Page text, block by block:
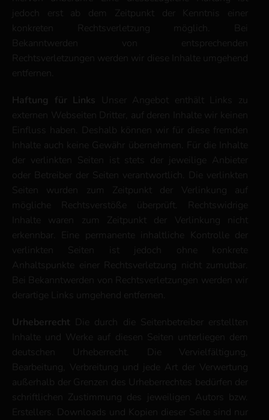
jedoch erst ab dem Zeitpunkt der Kenntnis einer
konkreten Rechtsverletzung möglich. Bei
Bekanntwerden von entsprechenden
Rechtsverletzungen werden wir diese Inhalte umgehend
entfernen.
Haftung für Links Unser Angebot enthält Links zu
externen Webseiten Dritter, auf deren Inhalte wir keinen
Einfluss haben. Deshalb können wir für diese fremden
Inhalte auch keine Gewähr übernehmen. Für die Inhalte
der verlinkten Seiten ist stets der jeweilige Anbieter
oder Betreiber der Seiten verantwortlich. Die verlinkten
Seiten wurden zum Zeitpunkt der Verlinkung auf
mögliche Rechtsverstöße überprüft. Rechtswidrige
Inhalte waren zum Zeitpunkt der Verlinkung nicht
erkennbar. Eine permanente inhaltliche Kontrolle der
verlinkten Seiten ist jedoch ohne konkrete
Anhaltspunkte einer Rechtsverletzung nicht zumutbar.
Bei Bekanntwerden von Rechtsverletzungen werden wir
derartige Links umgehend entfernen.
Urheberrecht Die durch die Seitenbetreiber erstellten
Inhalte und Werke auf diesen Seiten unterliegen dem
deutschen Urheberrecht. Die Vervielfältigung,
Bearbeitung, Verbreitung und jede Art der Verwertung
außerhalb der Grenzen des Urheberrechtes bedürfen der
schriftlichen Zustimmung des jeweiligen Autors bzw.
Erstellers. Downloads und Kopien dieser Seite sind nur